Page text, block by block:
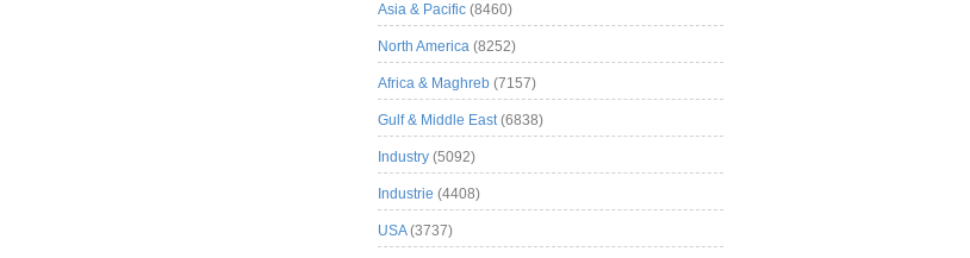
Asia & Pacific (8460)
North America (8252)
Africa & Maghreb (7157)
Gulf & Middle East(6838)
Industry (5092)
Industrie (4408)
USA(3737)